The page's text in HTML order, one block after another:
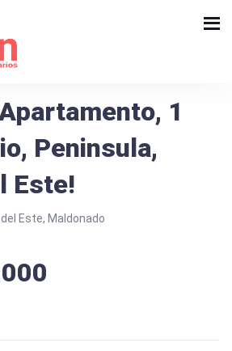
1
Peninsula,
Este!
Este, Maldonado